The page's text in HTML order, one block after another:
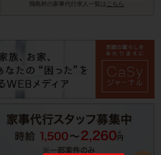
飛島村の家事代行求人一覧は こちら